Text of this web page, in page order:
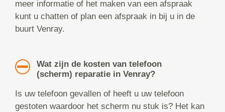
meer informatie of het maken van een afspraak
kunt u chatten of plan een afspraak in bij u in de
buurt Venray.
Wat zijn de kosten van telefoon
(scherm) reparatie in Venray?
Is uw telefoon gevallen of heeft u uw telefoon
gestoten waardoor het scherm nu stuk is? Het kan